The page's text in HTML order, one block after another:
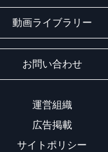
動画ライブラリー
お問い合わせ
運営組織
広告掲載
サイトポリシー